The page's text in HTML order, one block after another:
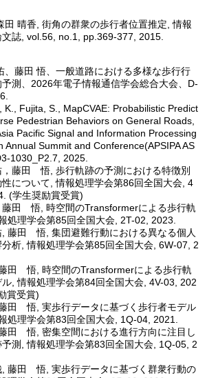
田 晴香, 街角の群衆の歩行者位置推定, 情報
誌, vol.56, no.1, pp.369-377, 2015.
、藤田 悟、一般道路における多様な歩行行
測、2026年電子情報通信学会総合大会、D-
K., Fujita, S., MapCVAE: Probabilistic Predict
Pedestrian Behaviors on General Roads,
Pacific Signal and Information Processing
Annual Summit and Conference(APSIPA AS
1030_P2.7, 2025.
，藤田 悟, 歩行軌跡の予測における特徴別
について, 情報処理学会第86回全国大会, 4
(学生奨励賞受賞)
藤田 悟, 時空間のTransformerによる歩行軌
処理学会第85回全国大会, 2T-02, 2023.
, 藤田 悟, 集団避難行動における異なる個人
析, 情報処理学会第85回全国大会, 6W-07, 2
田 悟, 時空間のTransformerによる歩行軌
, 情報処理学会第84回全国大会, 4V-03, 202
賞受賞)
田 悟, 実歩行データに基づく歩行者モデル
処理学会第83回全国大会, 1Q-04, 2021.
田 悟, 密集空間における進行方向に注目し
予測, 情報処理学会第83回全国大会, 1Q-05, 2
藤田 悟, 実歩行データに基づく群衆行動の